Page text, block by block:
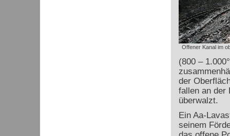
Offener Kanal im
(800 –
der
fallen an der
überwalzt.
Ein Aa-
seinem